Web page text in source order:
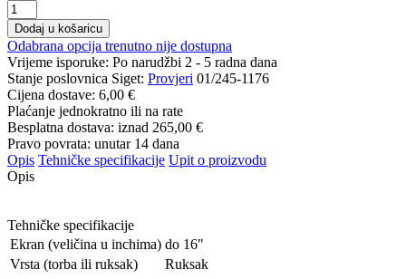
Dodaj u košaricu
Odabrana opcija trenutno nije dostupna
Vrijeme isporuke: Po narudžbi 2 - 5 radna dana
Stanje poslovnica Siget: Provjeri 01/245-1176
Cijena dostave: 6,00 €
Plaćanje jednokratno ili na rate
Besplatna dostava: iznad 265,00 €
Pravo povrata: unutar 14 dana
Opis Tehničke specifikacije Upit o proizvodu
Opis
Tehničke specifikacije
Ekran (veličina u inchima) do 16"
Vrsta (torba ili ruksak)
Ruksak